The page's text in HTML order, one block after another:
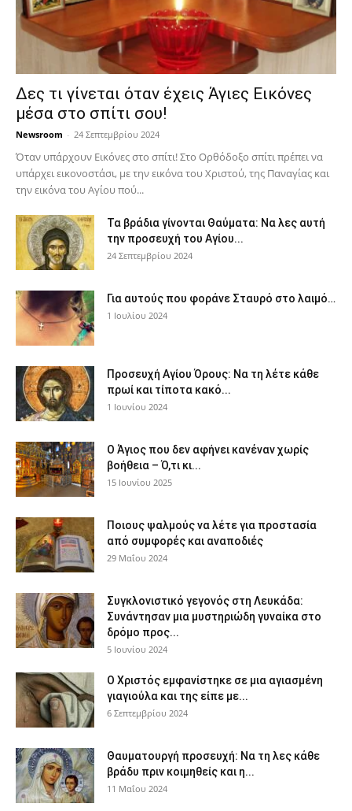
Δες τι γίνεται όταν έχεις Άγιες Εικόνες
μέσα στο σπίτι σου!
Newsroom - 24 Σεπτεμβρίου 2024
Όταν υπάρχουν Εικόνες στο σπίτι! Στο Ορθόδοξο σπίτι πρέπει να
υπάρχει εικονοστάσι, με την εικόνα του Χριστού, της Παν­αγίας και
την εικόνα του Αγίου πού...
Τα βράδια γίνονται Θαύματα: Να λες αυτή
την προσευχή του Αγίου...
24 Σεπτεμβρίου 2024
Για αυτούς που φοράνε Σταυρό στο λαιμό…
1 Ιουλίου 2024
Προσευχή Αγίου Όρους: Να τη λέτε κάθε
πρωί και τίποτα κακό...
1 Ιουνίου 2024
Ο Άγιος που δεν αφήνει κανέναν χωρίς
βοήθεια – Ό,τι κι...
15 Ιουνίου 2025
Ποιους ψαλμούς να λέτε για προστασία
από συμφορές και αναποδιές
29 Μαΐου 2024
Συγκλονιστικό γεγονός στη Λευκάδα:
Συνάντησαν μια μυστηριώδη γυναίκα στο
δρόμο προς...
5 Ιουνίου 2024
Ο Χριστός εμφανίστηκε σε μια αγιασμένη
γιαγιούλα και της είπε με...
6 Σεπτεμβρίου 2024
Θαυματουργή προσευχή: Να τη λες κάθε
βράδυ πριν κοιμηθείς και η...
11 Μαΐου 2024